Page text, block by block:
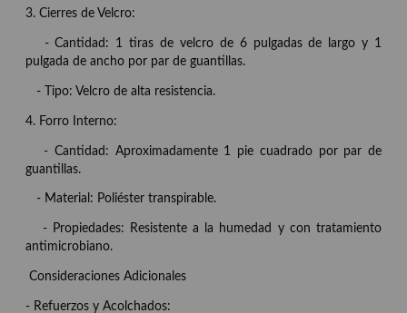
3. Cierres de Velcro:
- Cantidad: 1 tiras de velcro de 6 pulgadas de largo y 1
pulgada de ancho por par de guantillas.
- Tipo: Velcro de alta resistencia.
4. Forro Interno:
- Cantidad: Aproximadamente 1 pie cuadrado por par de
guantillas.
- Material: Poliéster transpirable.
- Propiedades: Resistente a la humedad y con tratamiento
antimicrobiano.
Consideraciones Adicionales
- Refuerzos y Acolchados: